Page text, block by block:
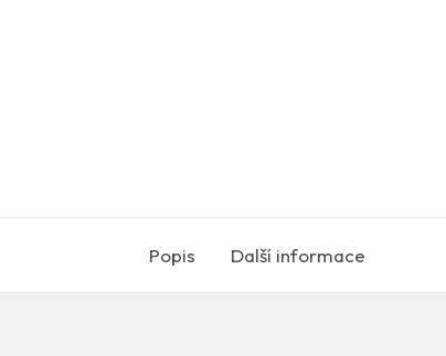
Popis Další informace